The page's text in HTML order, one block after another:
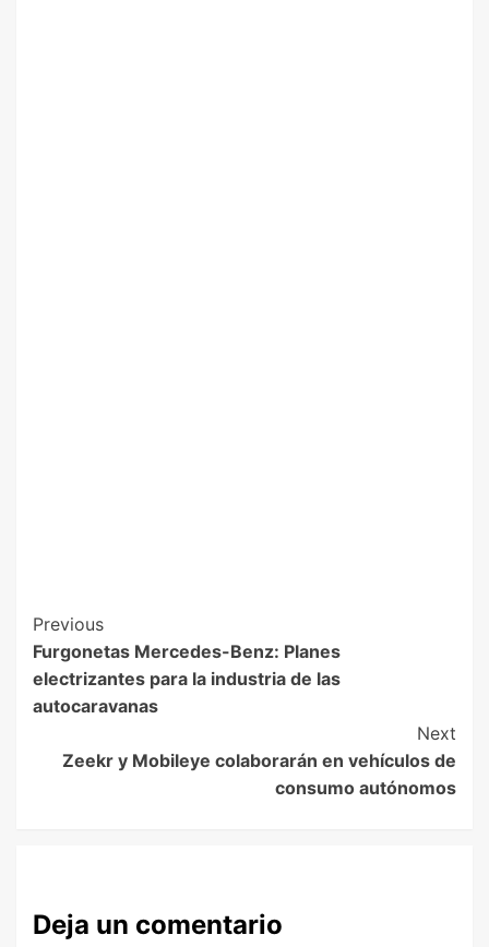
Previous
Furgonetas Mercedes-Benz: Planes
electrizantes para la industria de las
autocaravanas
Next
Zeekr y Mobileye colaborarán en vehículos de
consumo autónomos
Deja un comentario